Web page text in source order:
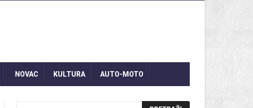
NOVAC KULTURA AUTO-MOTO